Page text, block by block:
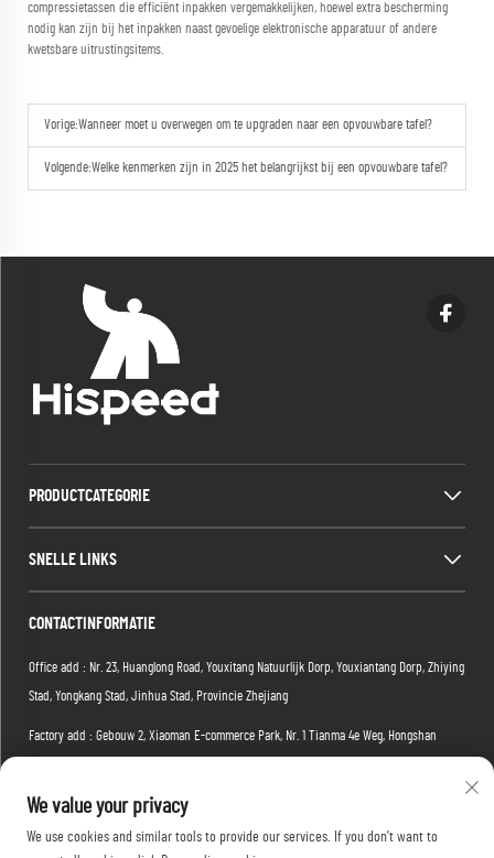
compressietassen die efficiënt inpakken vergemakkelijken, hoewel extra bescherming
nodig kan zijn bij het inpakken naast gevoelige elektronische apparatuur of andere
kwetsbare uitrustingsitems.
Vorige:Wanneer moet u overwegen om te upgraden naar een opvouwbare tafel?
Volgende:Welke kenmerken zijn in 2025 het belangrijkst bij een opvouwbare tafel?
PRODUCTCATEGORIE
SNELLE LINKS
CONTACTINFORMATIE
Office add : Nr. 23, Huanglong Road, Youxitang Natuurlijk Dorp, Youxiantang Dorp, Zhiying
Stad, Yongkang Stad, Jinhua Stad, Provincie Zhejiang
Factory add : Gebouw 2, Xiaoman E-commerce Park, Nr. 1 Tianma 4e Weg, Hongshan
E-mail:[email protected]
Tel: +86-15088234353
We value your privacy
We use cookies and similar tools to provide our services. If you don't want to